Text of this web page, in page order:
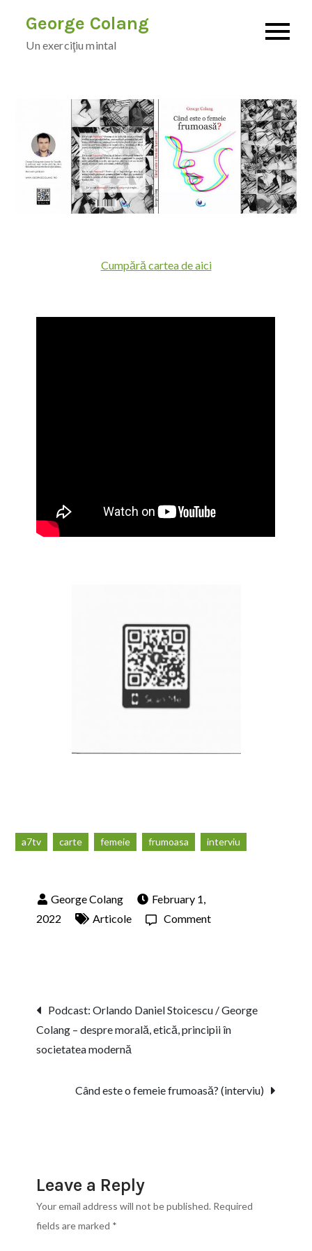
content
George Colang
Un exerciţiu mintal
Cumpără cartea de aici
a7tv carte femeie frumoasa interviu
February 1,
2022
Articole Commenton
este
o
(interviu
Post
navigation
Podcast: Orlando Daniel Stoicescu / George
Colang – despre morală, etică, principii în
societatea modernă
Când este o femeie frumoasă? (interviu)
Leave a Reply
Your email address will not be published. Required
fields are marked *